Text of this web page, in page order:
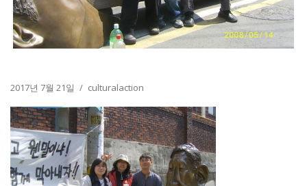
2017년 7월 21일 culturalaction